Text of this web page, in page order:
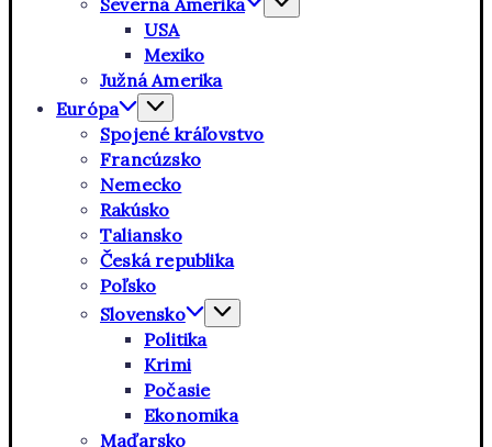
Severná Amerika
USA
Mexiko
Južná Amerika
Európa
Spojené kráľovstvo
Francúzsko
Nemecko
Rakúsko
Taliansko
Česká republika
Poľsko
Slovensko
Politika
Krimi
Počasie
Ekonomika
Maďarsko